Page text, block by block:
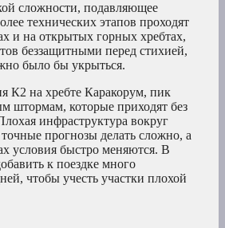
сложности, подавляющее
технических этапов проходят
и на открытых горных хребтах,
беззащитными перед стихией,
было бы укрыться.
К2 на хребте Каракорум, пик
штормам, которые приходят без
инфраструктура вокруг
точные прогнозы делать сложно, а
условия быстро меняются. В
к поездке много
чтобы учесть участки плохой